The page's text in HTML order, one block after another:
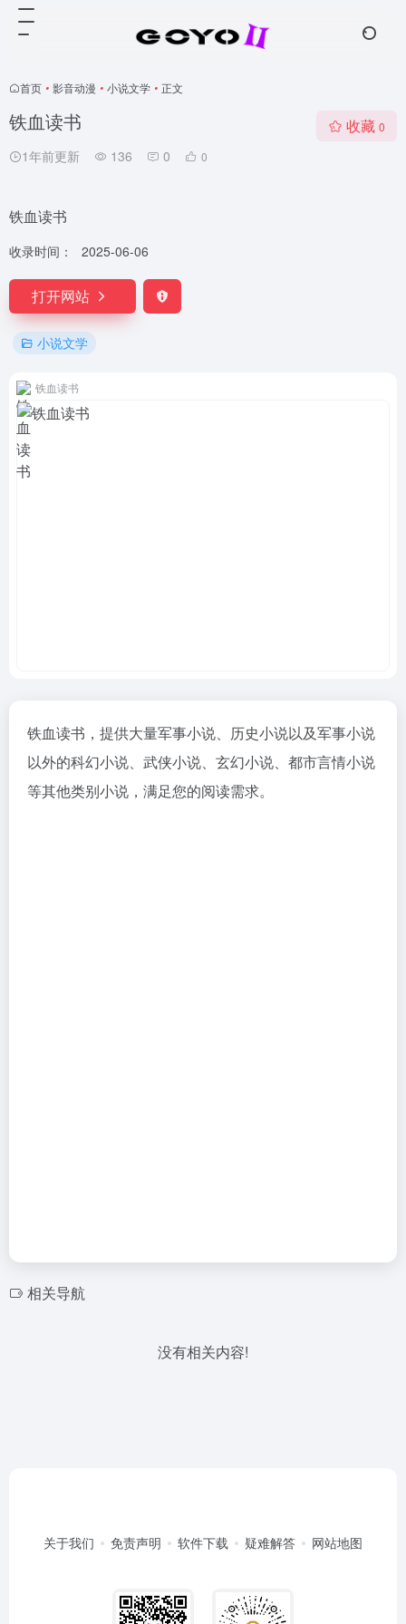
首页 • 影音动漫 • 小说文学 • 正文
铁血读书
1年前更新 136 0 0
收藏 0
铁血读书
收录时间： 2025-06-06
打开网站
小说文学
铁血读书
铁血读书，提供大量军事小说、历史小说以及军事小说
以外的科幻小说、武侠小说、玄幻小说、都市言情小说
等其他类别小说，满足您的阅读需求。
相关导航
没有相关内容!
关于我们 免责声明 软件下载 疑难解答 网站地图